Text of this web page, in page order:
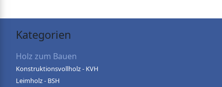
Kategorien
Holz zum Bauen
Konstruktionsvollholz - KVH
Leimholz - BSH